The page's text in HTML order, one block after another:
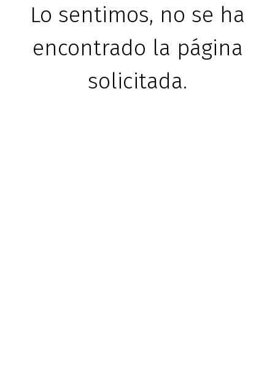
Lo sentimos, no se ha
encontrado la página
solicitada.